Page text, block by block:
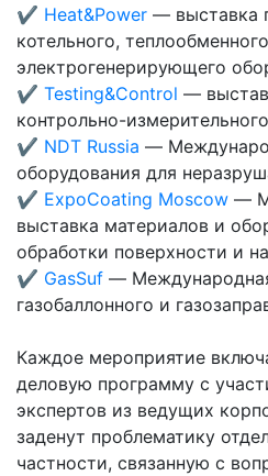
✔ Heat&Power — выставка
котельного,
электрогенерирующего
✔ Testing&Control —
контрольно-
✔ NDT Russia —
оборудования для
✔ ExpoCoating Moscow —
выставка материалов и
обработки поверхности и
✔ GasSuf —
газобаллонного и
Каждое мероприятие
деловую программу с
экспертов из ведущих
заденут проблематику
частности, связанную с